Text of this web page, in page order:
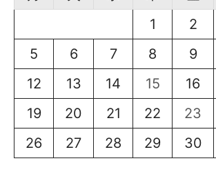
1
2
5
6 7 8 9
12
13 14 15 16
19
20 21 22 23
26
27 28 29 30